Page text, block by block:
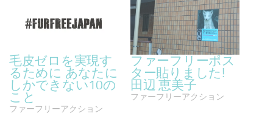
毛皮ゼロを実現す
るために あなたに
しかできない10の
こと
ファーフリーアクション
ファーフリーポス
ター貼りました!
田辺 恵美子
ファーフリーアクション